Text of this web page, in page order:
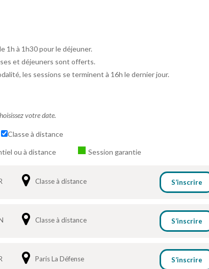
1h à 1h30 pour le déjeuner.
et déjeuners sont offerts.
les sessions se terminent à 16h le dernier jour.
votre date.
Classe à distance
ou à distance Session garantie
Classe à distance S’inscrire
Classe à distance S’inscrire
Paris La Défense S’inscrire